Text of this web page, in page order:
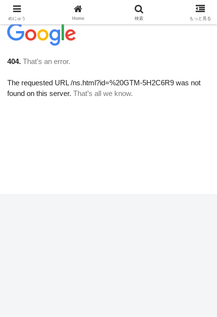
めにゅう Home 検索 もっと見る